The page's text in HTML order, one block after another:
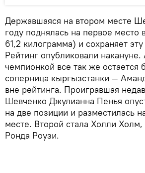
Державшаяся на втором месте
году поднялась на первое место
61,2 килограмма) и сохраняет
Рейтинг опубликовали
чемпионкой все так же остается
соперница кыргызстанки —
вне рейтинга. Проигравшая
Шевченко Джулианна Пенья
на две позиции и разместилась
месте. Второй стала Холли Холм,
Ронда Роузи.